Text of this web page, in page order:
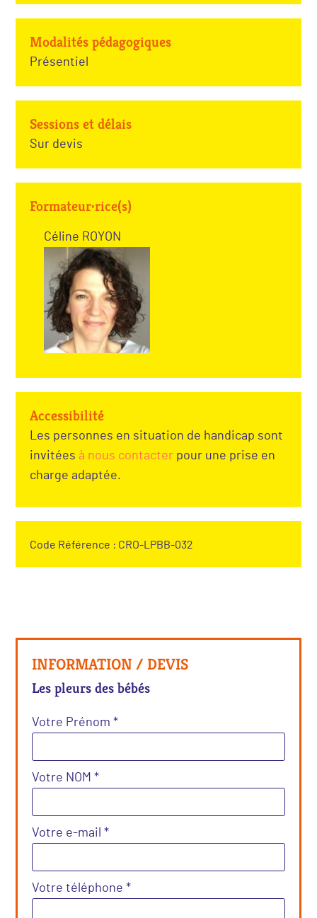
Modalités pédagogiques
Présentiel
Sessions et délais
Sur devis
Formateur·rice(s)
Céline ROYON
Accessibilité
Les personnes en situation de handicap sont
invitées à nous contacter pour une prise en
charge adaptée.
Code Référence : CRO-LPBB-032
INFORMATION / DEVIS
Les pleurs des bébés
Votre Prénom *
Votre NOM *
Votre e-mail *
Votre téléphone *